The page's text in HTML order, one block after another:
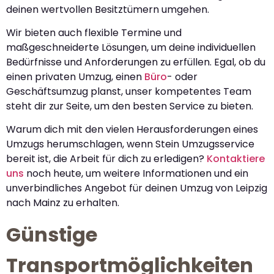
deinen wertvollen Besitztümern umgehen.
Wir bieten auch flexible Termine und
maßgeschneiderte Lösungen, um deine individuellen
Bedürfnisse und Anforderungen zu erfüllen. Egal, ob du
einen privaten Umzug, einen Büro- oder
Geschäftsumzug planst, unser kompetentes Team
steht dir zur Seite, um den besten Service zu bieten.
Warum dich mit den vielen Herausforderungen eines
Umzugs herumschlagen, wenn Stein Umzugsservice
bereit ist, die Arbeit für dich zu erledigen? Kontaktiere
uns noch heute, um weitere Informationen und ein
unverbindliches Angebot für deinen Umzug von Leipzig
nach Mainz zu erhalten.
Günstige
Transportmöglichkeiten